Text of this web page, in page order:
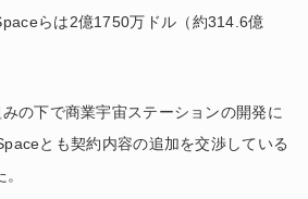
らは2億1750万ドル（約314.6億
の下で商業宇宙ステーションの開発に
とも契約内容の追加を交渉している